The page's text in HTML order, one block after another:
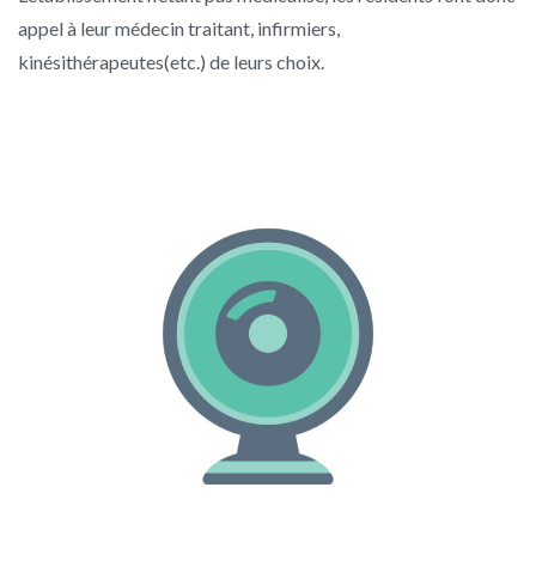
appel à leur médecin traitant, infirmiers,
kinésithérapeutes(etc.) de leurs choix.